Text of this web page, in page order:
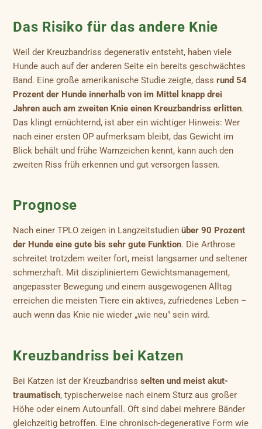
Das Risiko für das andere Knie
Weil der Kreuzbandriss degenerativ entsteht, haben viele
Hunde auch auf der anderen Seite ein bereits geschwächtes
Band. Eine große amerikanische Studie zeigte, dassrund 54
Prozent der Hunde innerhalb von im Mittel knapp drei
Jahren auch am zweiten Knie einen Kreuzbandriss erlitten.
Das klingt ernüchternd, ist aber ein wichtiger Hinweis: Wer
nach einer ersten OP aufmerksam bleibt, das Gewicht im
Blick behält und frühe Warnzeichen kennt, kann auch den
zweiten Riss früh erkennen und gut versorgen lassen.
Prognose
Nach einer TPLO zeigen in Langzeitstudienüber 90 Prozent
der Hunde eine gute bis sehr gute Funktion. Die Arthrose
schreitet trotzdem weiter fort, meist langsamer und seltener
schmerzhaft. Mit diszipliniertem Gewichtsmanagement,
angepasster Bewegung und einem ausgewogenen Alltag
erreichen die meisten Tiere ein aktives, zufriedenes Leben –
auch wenn das Knie nie wieder „wie neu" sein wird.
Kreuzbandriss bei Katzen
Bei Katzen ist der Kreuzbandrissselten und meist akut-
traumatisch, typischerweise nach einem Sturz aus großer
Höhe oder einem Autounfall. Oft sind dabei mehrere Bänder
gleichzeitig betroffen. Eine chronisch-degenerative Form wie